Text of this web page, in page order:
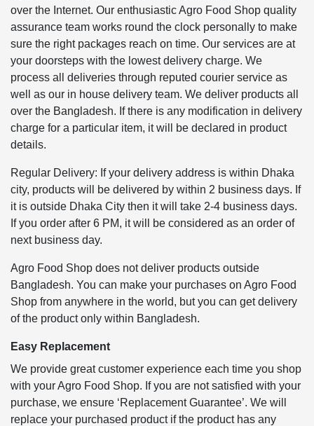
over the Internet. Our enthusiastic Agro Food Shop quality
assurance team works round the clock personally to make
sure the right packages reach on time. Our services are at
your doorsteps with the lowest delivery charge. We
process all deliveries through reputed courier service as
well as our in house delivery team. We deliver products all
over the Bangladesh. If there is any modification in delivery
charge for a particular item, it will be declared in product
details.
Regular Delivery: If your delivery address is within Dhaka
city, products will be delivered by within 2 business days. If
it is outside Dhaka City then it will take 2-4 business days.
If you order after 6 PM, it will be considered as an order of
next business day.
Agro Food Shop does not deliver products outside
Bangladesh. You can make your purchases on Agro Food
Shop from anywhere in the world, but you can get delivery
of the product only within Bangladesh.
Easy Replacement
We provide great customer experience each time you shop
with your Agro Food Shop. If you are not satisfied with your
purchase, we ensure ‘Replacement Guarantee’. We will
replace your purchased product if the product has any